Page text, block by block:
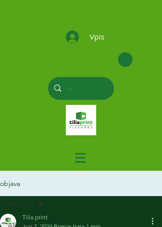
Vpis
objava
All Posts
Tilia print